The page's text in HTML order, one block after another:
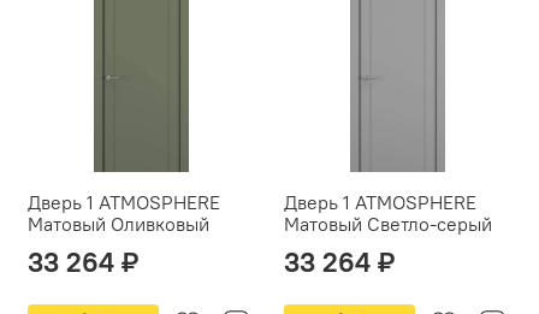
Дверь 1 ATMOSPHERE
Матовый Оливковый
33 264 ₽
Дверь 1 ATMOSPHERE
Матовый Светло-серый
33 264 ₽